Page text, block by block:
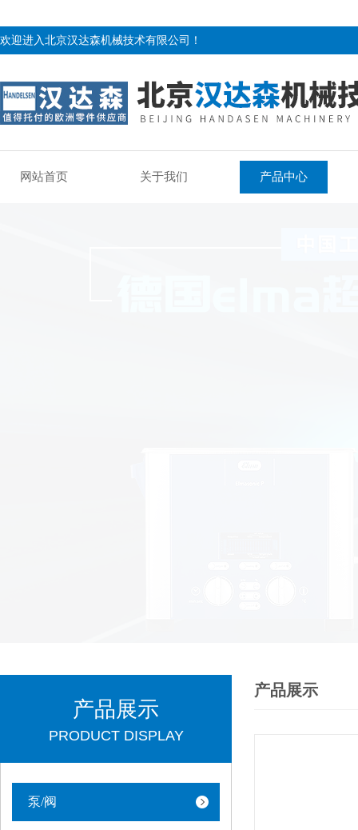
欢迎进入北京汉达森机械技术有限公司！
网站首页 关于我们 产品中心
产品展示
PRODUCT DISPLAY
泵/阀
产品展示